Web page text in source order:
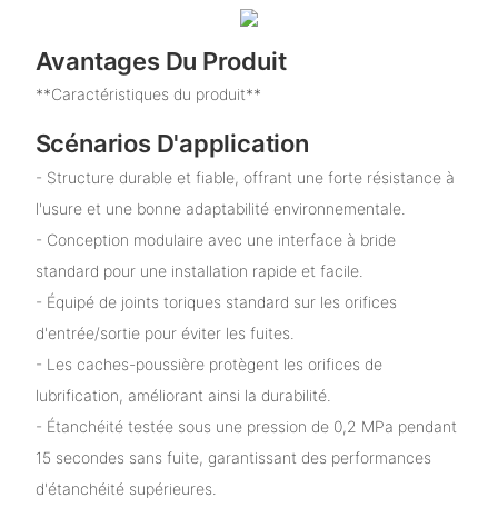
Avantages Du Produit
**Caractéristiques du produit**
Scénarios D'application
- Structure durable et fiable, offrant une forte résistance à
l'usure et une bonne adaptabilité environnementale.
- Conception modulaire avec une interface à bride
standard pour une installation rapide et facile.
- Équipé de joints toriques standard sur les orifices
d'entrée/sortie pour éviter les fuites.
- Les caches-poussière protègent les orifices de
lubrification, améliorant ainsi la durabilité.
- Étanchéité testée sous une pression de 0,2 MPa pendant
15 secondes sans fuite, garantissant des performances
d'étanchéité supérieures.